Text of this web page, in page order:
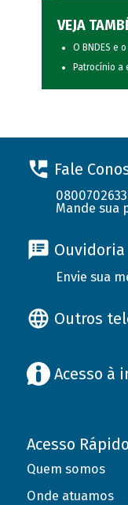
VEJA
O BNDES e
Patrocínio a
Fale
Mande sua
Ouvidoria
Envie sua
Outros
Acesso à
Acesso Rápido
Quem somos
Onde atuamos